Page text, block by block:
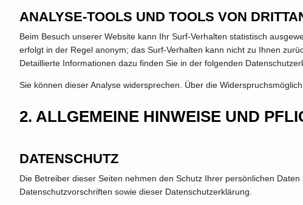
ANALYSE-TOOLS UND TOOLS VON
Beim Besuch unserer Website kann Ihr Surf-Verhalten statistisch
erfolgt in der Regel anonym; das Surf-Verhalten kann nicht zu Ihnen
Detaillierte Informationen dazu finden Sie in der folgenden
Sie können dieser Analyse widersprechen. Über die
2. ALLGEMEINE HINWEISE UND
DATENSCHUTZ
Die Betreiber dieser Seiten nehmen den Schutz Ihrer persönlichen
Datenschutzvorschriften sowie dieser Datenschutzerklärung.